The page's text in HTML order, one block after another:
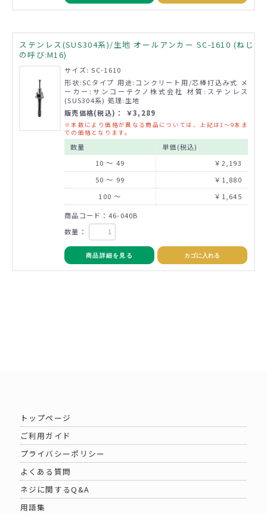
ステンレス(SUS304系)/生地 オールアンカー SC-1610 (ねじ
の呼び:M16)
サイズ: SC-1610
形状:SCタイプ 用途:コンクリート用/芯棒打込み式 メ
ーカー:サンコーテクノ株式会社 材質:ステンレス
(SUS304系) 処理:生地
販売価格(税込)： ￥3,289
※本数により価格が異なる商品については、上記は1～9本ま
での価格となります。
数量
単価(税込)
10 ～ 49
￥2,193
50 ～ 99
￥1,880
100 ～
￥1,645
商品コード：46-040B
数量：
商品詳細を見る カゴに入れる
トップページ
ご利用ガイド
プライバシーポリシー
よくある質問
ネジに関するQ&A
用語集